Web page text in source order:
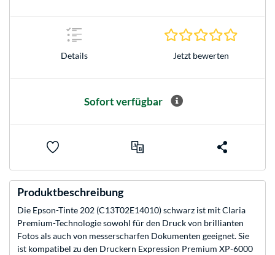
Details Jetzt bewerten
Sofort verfügbar
Produktbeschreibung
Die Epson-Tinte 202 (C13T02E14010) schwarz ist mit Claria
Premium-Technologie sowohl für den Druck von brillianten
Fotos als auch von messerscharfen Dokumenten geeignet. Sie
ist kompatibel zu den Druckern Expression Premium XP-6000